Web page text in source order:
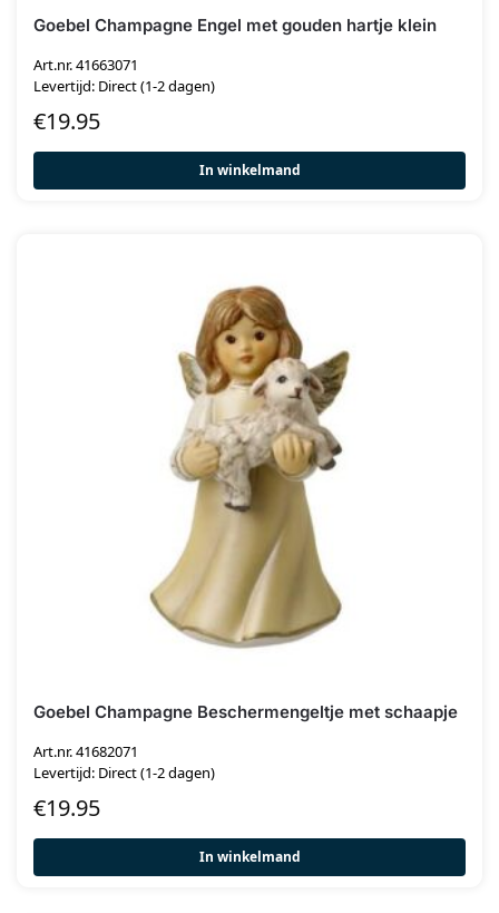
Goebel Champagne Engel met gouden hartje klein
Art.nr. 41663071
Levertijd: Direct (1-2 dagen)
€19.95
In winkelmand
Goebel Champagne Beschermengeltje met schaapje
Art.nr. 41682071
Levertijd: Direct (1-2 dagen)
€19.95
In winkelmand